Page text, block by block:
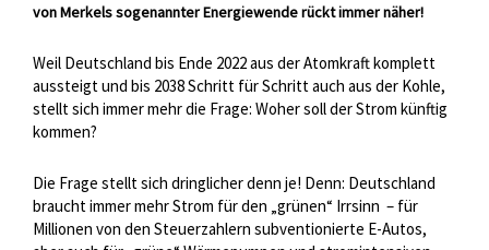
von Merkels sogenannter Energiewende rückt immer näher!
Weil Deutschland bis Ende 2022 aus der Atomkraft komplett
aussteigt und bis 2038 Schritt für Schritt auch aus der Kohle,
stellt sich immer mehr die Frage: Woher soll der Strom künftig
kommen?
Die Frage stellt sich dringlicher denn je! Denn: Deutschland
braucht immer mehr Strom für den „grünen“ Irrsinn – für
Millionen von den Steuerzahlern subventionierte E-Autos,